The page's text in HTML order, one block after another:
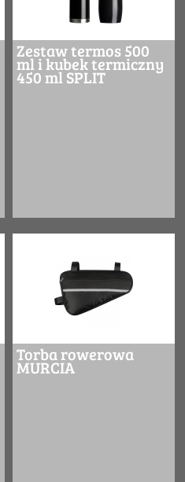
Zestaw termos 500
ml i kubek termiczny
450 ml SPLIT
Torba rowerowa
MURCIA